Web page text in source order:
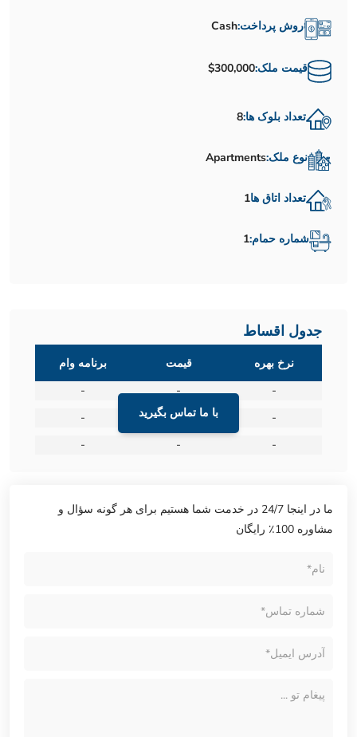
روش پرداخت:Cash
قیمت ملک:$300,000
تعداد بلوک ها:8
نوع ملک:Apartments
تعداد اتاق ها1
شماره حمام:1
جدول اقساط
با ما تماس بگیرید
نرخ بهره قیمت
برنامه وام
-
-
-
-
-
-
-
-
-
ما در اینجا 24/7 در خدمت شما هستیم برای هر گونه سؤال و
مشاوره 100٪ رایگان